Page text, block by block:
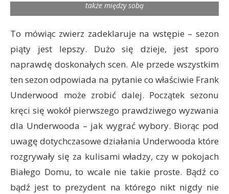
także między sobą
To mówiąc zwierz zadeklaruje na wstępie – sezon
piąty jest lepszy. Dużo się dzieje, jest sporo
naprawdę doskonałych scen. Ale przede wszystkim
ten sezon odpowiada na pytanie co właściwie Frank
Underwood może zrobić dalej. Początek sezonu
kręci się wokół pierwszego prawdziwego wyzwania
dla Underwooda – jak wygrać wybory. Biorąc pod
uwagę dotychczasowe działania Underwooda które
rozgrywały się za kulisami władzy, czy w pokojach
Białego Domu, to wcale nie takie proste. Bądź co
bądź jest to prezydent na którego nikt nigdy nie